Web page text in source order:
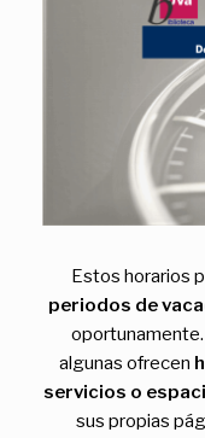
Estos horarios
periodos de
algunas ofrecen
servicios o
sus propias